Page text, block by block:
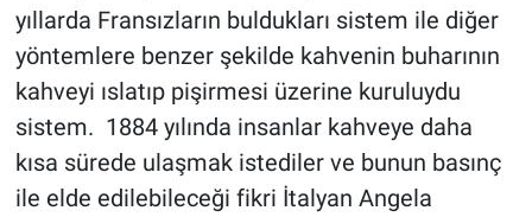
yıllarda Fransızların buldukları sistem ile diğer
yöntemlere benzer şekilde kahvenin buharının
kahveyi ıslatıp pişirmesi üzerine kuruluydu
sistem. 1884 yılında insanlar kahveye daha
kısa sürede ulaşmak istediler ve bunun basınç
ile elde edilebileceği fikri İtalyan Angela